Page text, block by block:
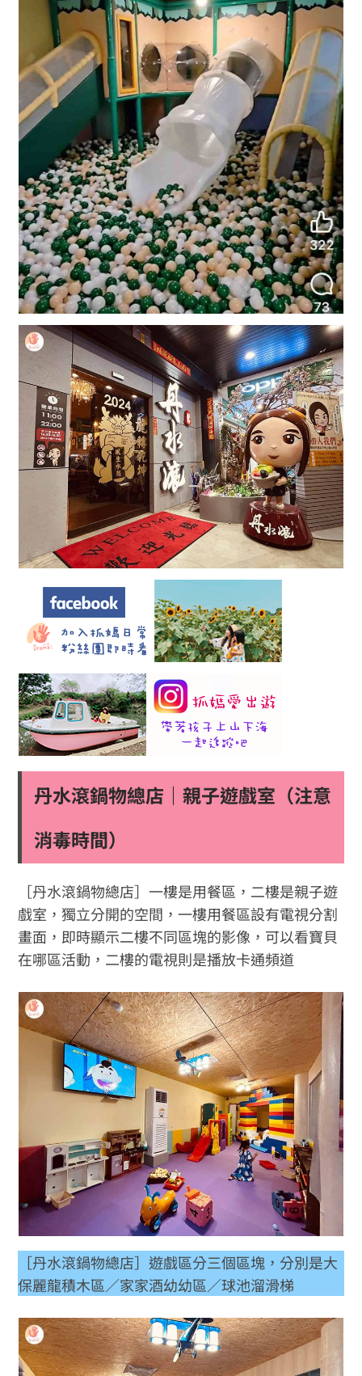
丹水滾鍋物總店｜親子遊戲室（注意
消毒時間）
［丹水滾鍋物總店］一樓是用餐區，二樓是親子遊
戲室，獨立分開的空間，一樓用餐區設有電視分割
畫面，即時顯示二樓不同區塊的影像，可以看寶貝
在哪區活動，二樓的電視則是播放卡通頻道
［丹水滾鍋物總店］遊戲區分三個區塊，分別是大
保麗龍積木區／家家酒幼幼區／球池溜滑梯